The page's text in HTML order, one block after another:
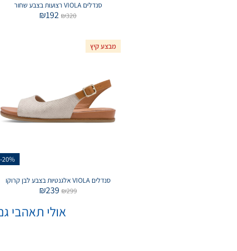
סנדלים VIOLA רצועות בצבע שחור
₪320
₪192
מבצע קיץ
-20%
סנדלים VIOLA אלגנטיות בצבע לבן קרוקו
₪299
₪239
אולי תאהבי